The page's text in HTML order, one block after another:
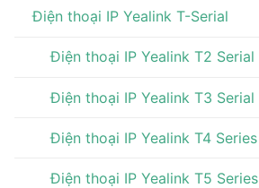
Điện thoại IP Yealink T-Serial
Điện thoại IP Yealink T2 Serial
Điện thoại IP Yealink T3 Serial
Điện thoại IP Yealink T4 Series
Điện thoại IP Yealink T5 Series